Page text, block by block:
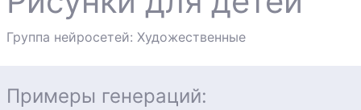
Группа нейросетей: Художественные
Примеры генераций: